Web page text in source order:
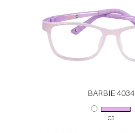
BARBIE 4034
C5